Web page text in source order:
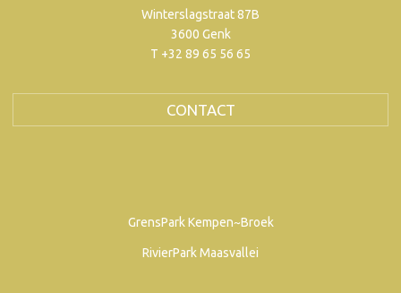
Winterslagstraat 87B
3600 Genk
T +32 89 65 56 65
CONTACT
GrensPark Kempen~Broek
RivierPark Maasvallei